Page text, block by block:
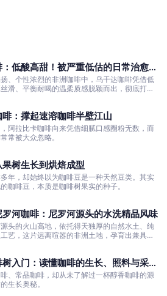
低酸高甜！被严重低估的日常治愈口
、个性浓烈的非洲咖啡中，乌干达咖啡凭借低
滑、平衡耐喝的温柔质感脱颖而出，彻底打破
：撑起速溶咖啡半壁江山
阿拉比卡咖啡向来凭借细腻口感圈粉无数，而
常被大众忽略。
树生长到烘焙成型
年，却始终以为咖啡豆是一种天然豆类。其实
咖啡豆，本质是咖啡树果实的种子。
河咖啡：尼罗河源头的水洗精品风味
头的火山高地，依托得天独厚的自然水土、纯
艺，这片远离喧嚣的非洲土地，孕育出兼具干
入门：读懂咖啡的生长、照料与采收
、常品咖啡，却从未了解过一杯醇香咖啡的源
生长奥秘。